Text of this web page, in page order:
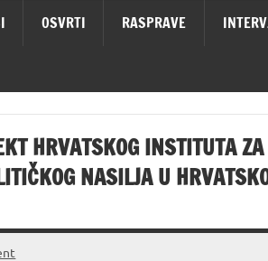
OSVRTI RASPRAVE
HRVATSKOG INSTITUTA
NASILJA U